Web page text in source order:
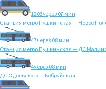
1203через 07 мин
Станция метро Пушкинская — Новое
47через 08 мин
Станция метро Пушкинская — ДС
4через 08 мин
ДС Одоевского — Бобруйская